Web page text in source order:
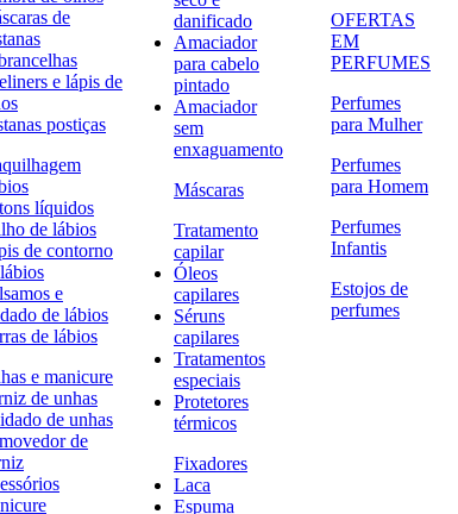
de
e lápis de
postiças
líquidos
de lábios
de contorno
e
de lábios
de lábios
e manicure
de unhas
de unhas
de
danificado
Amaciador
para cabelo
pintado
Amaciador
sem
enxaguamento
Máscaras
Tratamento
capilar
Óleos
capilares
Séruns
capilares
Tratamentos
especiais
Protetores
térmicos
Fixadores
Laca
Espuma
OFERTAS
EM
PERFUMES
Perfumes
para Mulher
Perfumes
para Homem
Perfumes
Infantis
Estojos de
perfumes